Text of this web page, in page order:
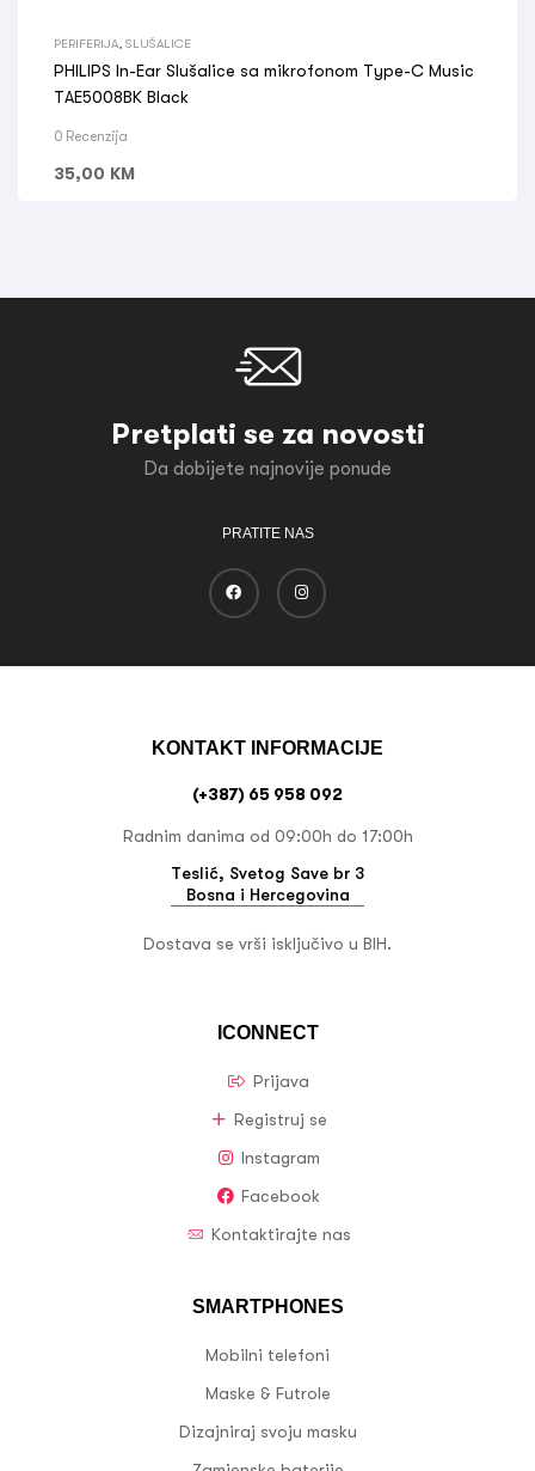
PERIFERIJA SLUŠALICE
PHILIPS In-Ear Slušalice sa mikrofonom Type-C Music
TAE5008BK Black
0 Recenzija
35,00 KM
Pretplati se za novosti
Da dobijete najnovije ponude
PRATITE NAS
ICONNECT
Prijava
Registruj se
Instagram
Facebook
Kontaktirajte nas
SMARTPHONES
Mobilni telefoni
Maske & Futrole
Dizajniraj svoju masku
KONTAKT INFORMACIJE
(+387) 65 958 092
Radnim danima od 09:00h do 17:00h
Teslić, Svetog Save br 3
Bosna i Hercegovina
Dostava se vrši isključivo u BIH.